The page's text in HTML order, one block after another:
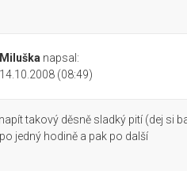
Miluška napsal:
14.10.2008 (08:49)
takový děsně sladký pití (dej si
jedný hodině a pak po další